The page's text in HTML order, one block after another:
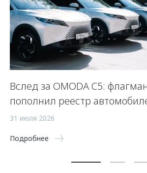
Вслед за OMODA C5:
пополнил реестр
31 июля 2026
Подробнее